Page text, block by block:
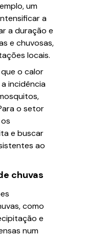
um
a
a duração e
e chuvosas,
locais.
o calor
incidência
o setor
e buscar
ao
chuvas
como
e
num